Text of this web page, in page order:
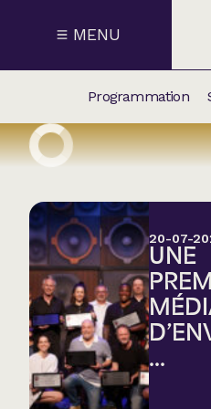
MENU
Programmation
20-07-
UNE
...